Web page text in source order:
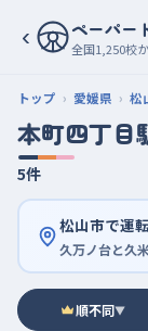
‹ ペーパー
全国1,250校
トップ 愛媛県 松
本町四丁目
5件
松山市で運
順不同▼